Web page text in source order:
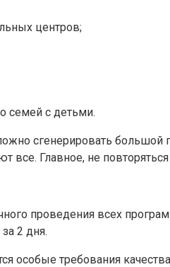
центров;
семей с детьми.
сгенерировать большой
все. Главное, не
проведения всех
2 дня.
особые требования